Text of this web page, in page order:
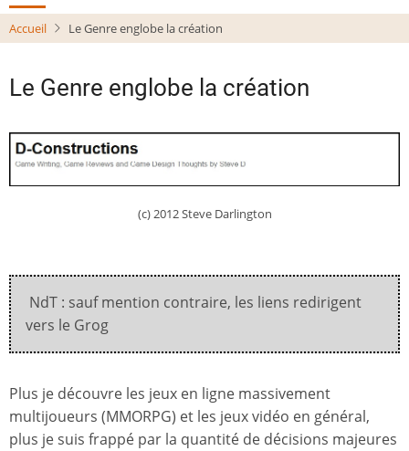
Accueil Le Genre englobe la création
Le Genre englobe la création
(c) 2012 Steve Darlington
NdT : sauf mention contraire, les liens redirigent
vers le Grog
Plus je découvre les jeux en ligne massivement
multijoueurs (MMORPG) et les jeux vidéo en général,
plus je suis frappé par la quantité de décisions majeures